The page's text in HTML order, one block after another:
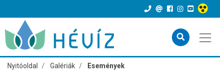
Nyitóoldal Galériák Események